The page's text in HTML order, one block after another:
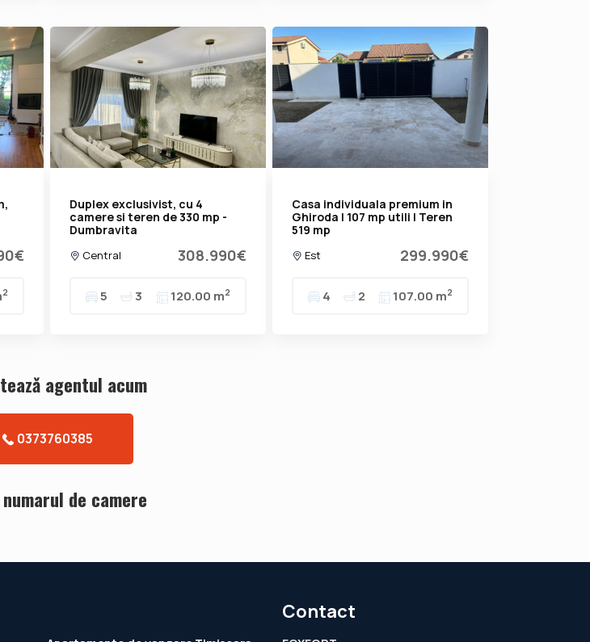
2
Duplex exclusivist, cu 4
camere si teren de 330 mp -
Dumbravita
Central 308.990€
5 3 120.00 m2
Casa individuala premium in
Ghiroda | 107 mp utili | Teren
519 mp
Est 299.990€
4 2 107.00 m2
agentul acum
0373760385
de camere
Contact